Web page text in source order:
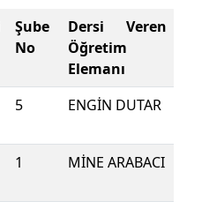
Şube
No
Dersi Veren
Öğretim
Elemanı
5 ENGİN DUTAR
1 MİNE ARABACI